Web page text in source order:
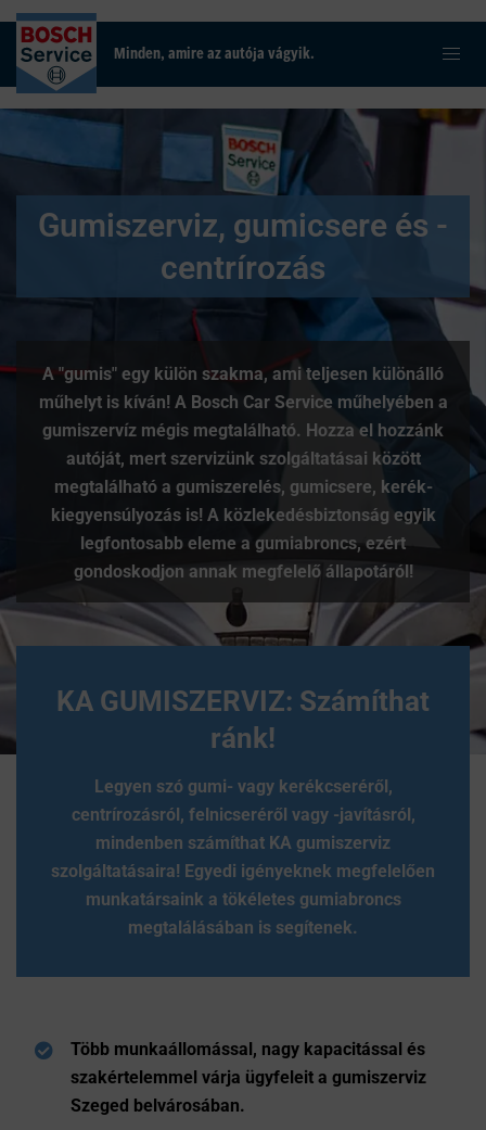
Minden, amire az autója vágyik.
Gumiszerviz, gumicsere és -
centrírozás
A "gumis" egy külön szakma, ami teljesen különálló
műhelyt is kíván! A Bosch Car Service műhelyében a
gumiszervíz mégis megtalálható. Hozza el hozzánk
autóját, mert szervizünk szolgáltatásai között
megtalálható a gumiszerelés, gumicsere, kerék-
kiegyensúlyozás is! A közlekedésbiztonság egyik
legfontosabb eleme a gumiabroncs, ezért
gondoskodjon annak megfelelő állapotáról!
KA GUMISZERVIZ: Számíthat
ránk!
Legyen szó gumi- vagy kerékcseréről,
centrírozásról, felnicseréről vagy -javításról,
mindenben számíthat KA gumiszerviz
szolgáltatásaira! Egyedi igényeknek megfelelően
munkatársaink a tökéletes gumiabroncs
megtalálásában is segítenek.
Több munkaállomással, nagy kapacitással és
szakértelemmel várja ügyfeleit a gumiszerviz
Szeged belvárosában.